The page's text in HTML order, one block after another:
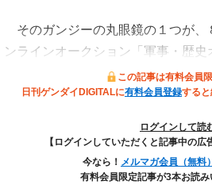
そのガンジーの丸眼鏡の１つが、
ンラインオークション「軍事・歴史
この記事は有料会員限
日刊ゲンダイDIGITALに有料会員登録すると
ログインして読
【ログインしていただくと記事中の広
今なら！ メルマガ会員（無料
有料会員限定記事が3本お読み